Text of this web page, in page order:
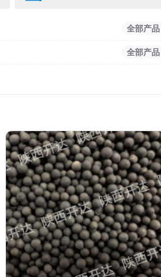
全部产品
全部产品